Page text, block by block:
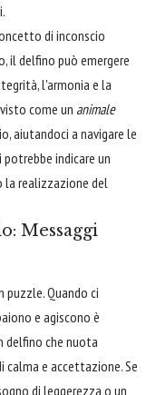
di inconscio
il delfino può emergere
l'armonia e la
come un animale
aiutandoci a navigare le
indicare un
la realizzazione del
Messaggi
Quando ci
e agiscono è
delfino che nuota
calma e accettazione. Se
di leggerezza o un